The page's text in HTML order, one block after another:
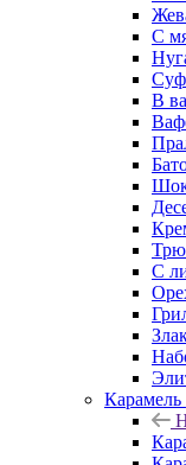
С
В
С
Карамель